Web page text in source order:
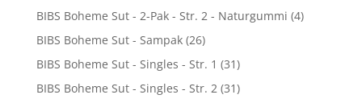
BIBS Boheme Sut - 2-Pak - Str. 2 - Naturgummi (4)
BIBS Boheme Sut - Sampak (26)
BIBS Boheme Sut - Singles - Str. 1 (31)
BIBS Boheme Sut - Singles - Str. 2 (31)